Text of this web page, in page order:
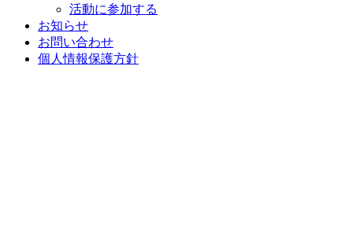
活動に参加する
お知らせ
お問い合わせ
個人情報保護方針